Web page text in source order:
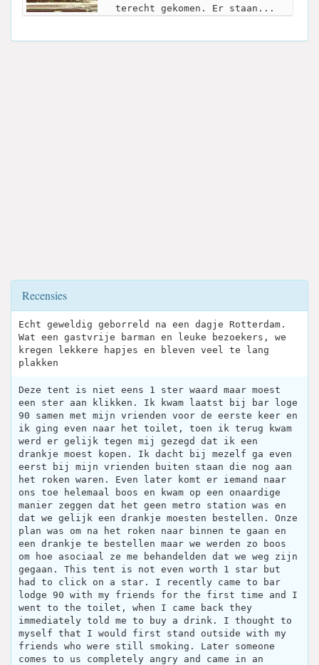
terecht gekomen. Er staan...
Recensies
Echt geweldig geborreld na een dagje Rotterdam.
Wat een gastvrije barman en leuke bezoekers, we
kregen lekkere hapjes en bleven veel te lang
plakken
Deze tent is niet eens 1 ster waard maar moest
een ster aan klikken. Ik kwam laatst bij bar loge
90 samen met mijn vrienden voor de eerste keer en
ik ging even naar het toilet, toen ik terug kwam
werd er gelijk tegen mij gezegd dat ik een
drankje moest kopen. Ik dacht bij mezelf ga even
eerst bij mijn vrienden buiten staan die nog aan
het roken waren. Even later komt er iemand naar
ons toe helemaal boos en kwam op een onaardige
manier zeggen dat het geen metro station was en
dat we gelijk een drankje moesten bestellen. Onze
plan was om na het roken naar binnen te gaan en
een drankje te bestellen maar we werden zo boos
om hoe asociaal ze me behandelden dat we weg zijn
gegaan. This tent is not even worth 1 star but
had to click on a star. I recently came to bar
lodge 90 with my friends for the first time and I
went to the toilet, when I came back they
immediately told me to buy a drink. I thought to
myself that I would first stand outside with my
friends who were still smoking. Later someone
comes to us completely angry and came in an